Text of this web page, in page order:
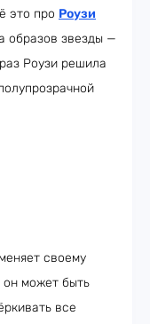
это про Роузи
образов звезды —
Роузи решила
своему
он может быть
все